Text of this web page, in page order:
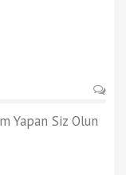
Yapan Siz Olun